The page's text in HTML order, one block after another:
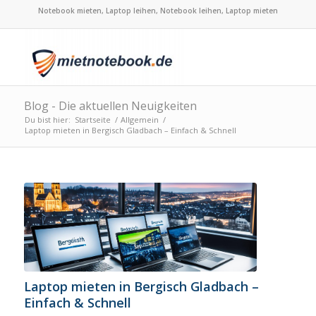
Notebook mieten, Laptop leihen, Notebook leihen, Laptop mieten
Blog - Die aktuellen Neuigkeiten
Du bist hier: Startseite / Allgemein /
Laptop mieten in Bergisch Gladbach – Einfach & Schnell
Laptop mieten in Bergisch Gladbach –
Einfach & Schnell